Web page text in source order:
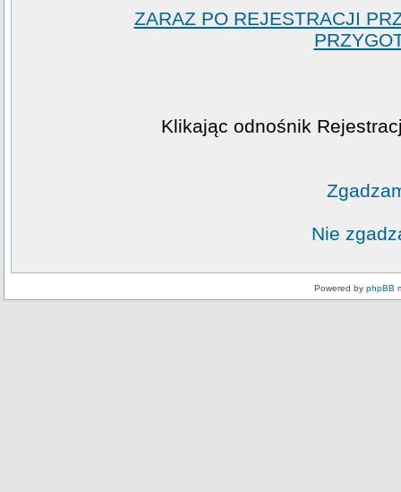
ZARAZ PO REJESTRACJI
Klikając odnośnik
Nie
Powered by phpBB